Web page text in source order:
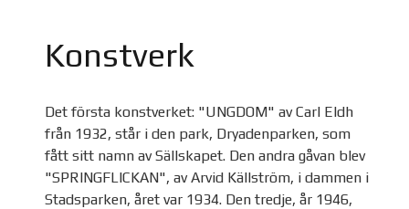
Konstverk
Det första konstverket: "UNGDOM" av Carl Eldh
från 1932, står i den park, Dryadenparken, som
fått sitt namn av Sällskapet. Den andra gåvan blev
"SPRINGFLICKAN", av Arvid Källström, i dammen i
Stadsparken, året var 1934. Den tredje, år 1946,